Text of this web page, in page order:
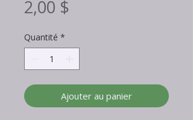
2,00 $
Quantité *
Ajouter au panier